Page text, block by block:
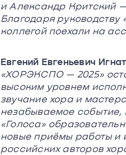
и Александр Критский
Благодаря руководству
коллегой поехали на
Евгений Евгеньевич
«ХОРЭКСПО — 2025»
высоким уровнем
звучание хора и
незабываемое
«Голоса»
новые приёмы работы и
российских авторов